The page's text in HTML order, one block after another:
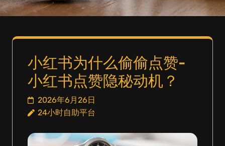
小红书为什么偷偷点赞-
小红书点赞隐秘动机？
2026年6月26日
24小时自助平台